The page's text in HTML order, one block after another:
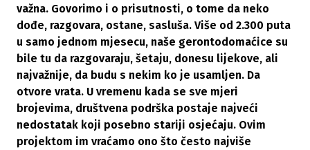
važna. Govorimo i o prisutnosti, o tome da neko
dođe, razgovara, ostane, sasluša. Više od 2.300 puta
u samo jednom mjesecu, naše gerontodomaćice su
bile tu da razgovaraju, šetaju, donesu lijekove, ali
najvažnije, da budu s nekim ko je usamljen. Da
otvore vrata. U vremenu kada se sve mjeri
brojevima, društvena podrška postaje najveći
nedostatak koji posebno stariji osjećaju. Ovim
projektom im vraćamo ono što često najviše